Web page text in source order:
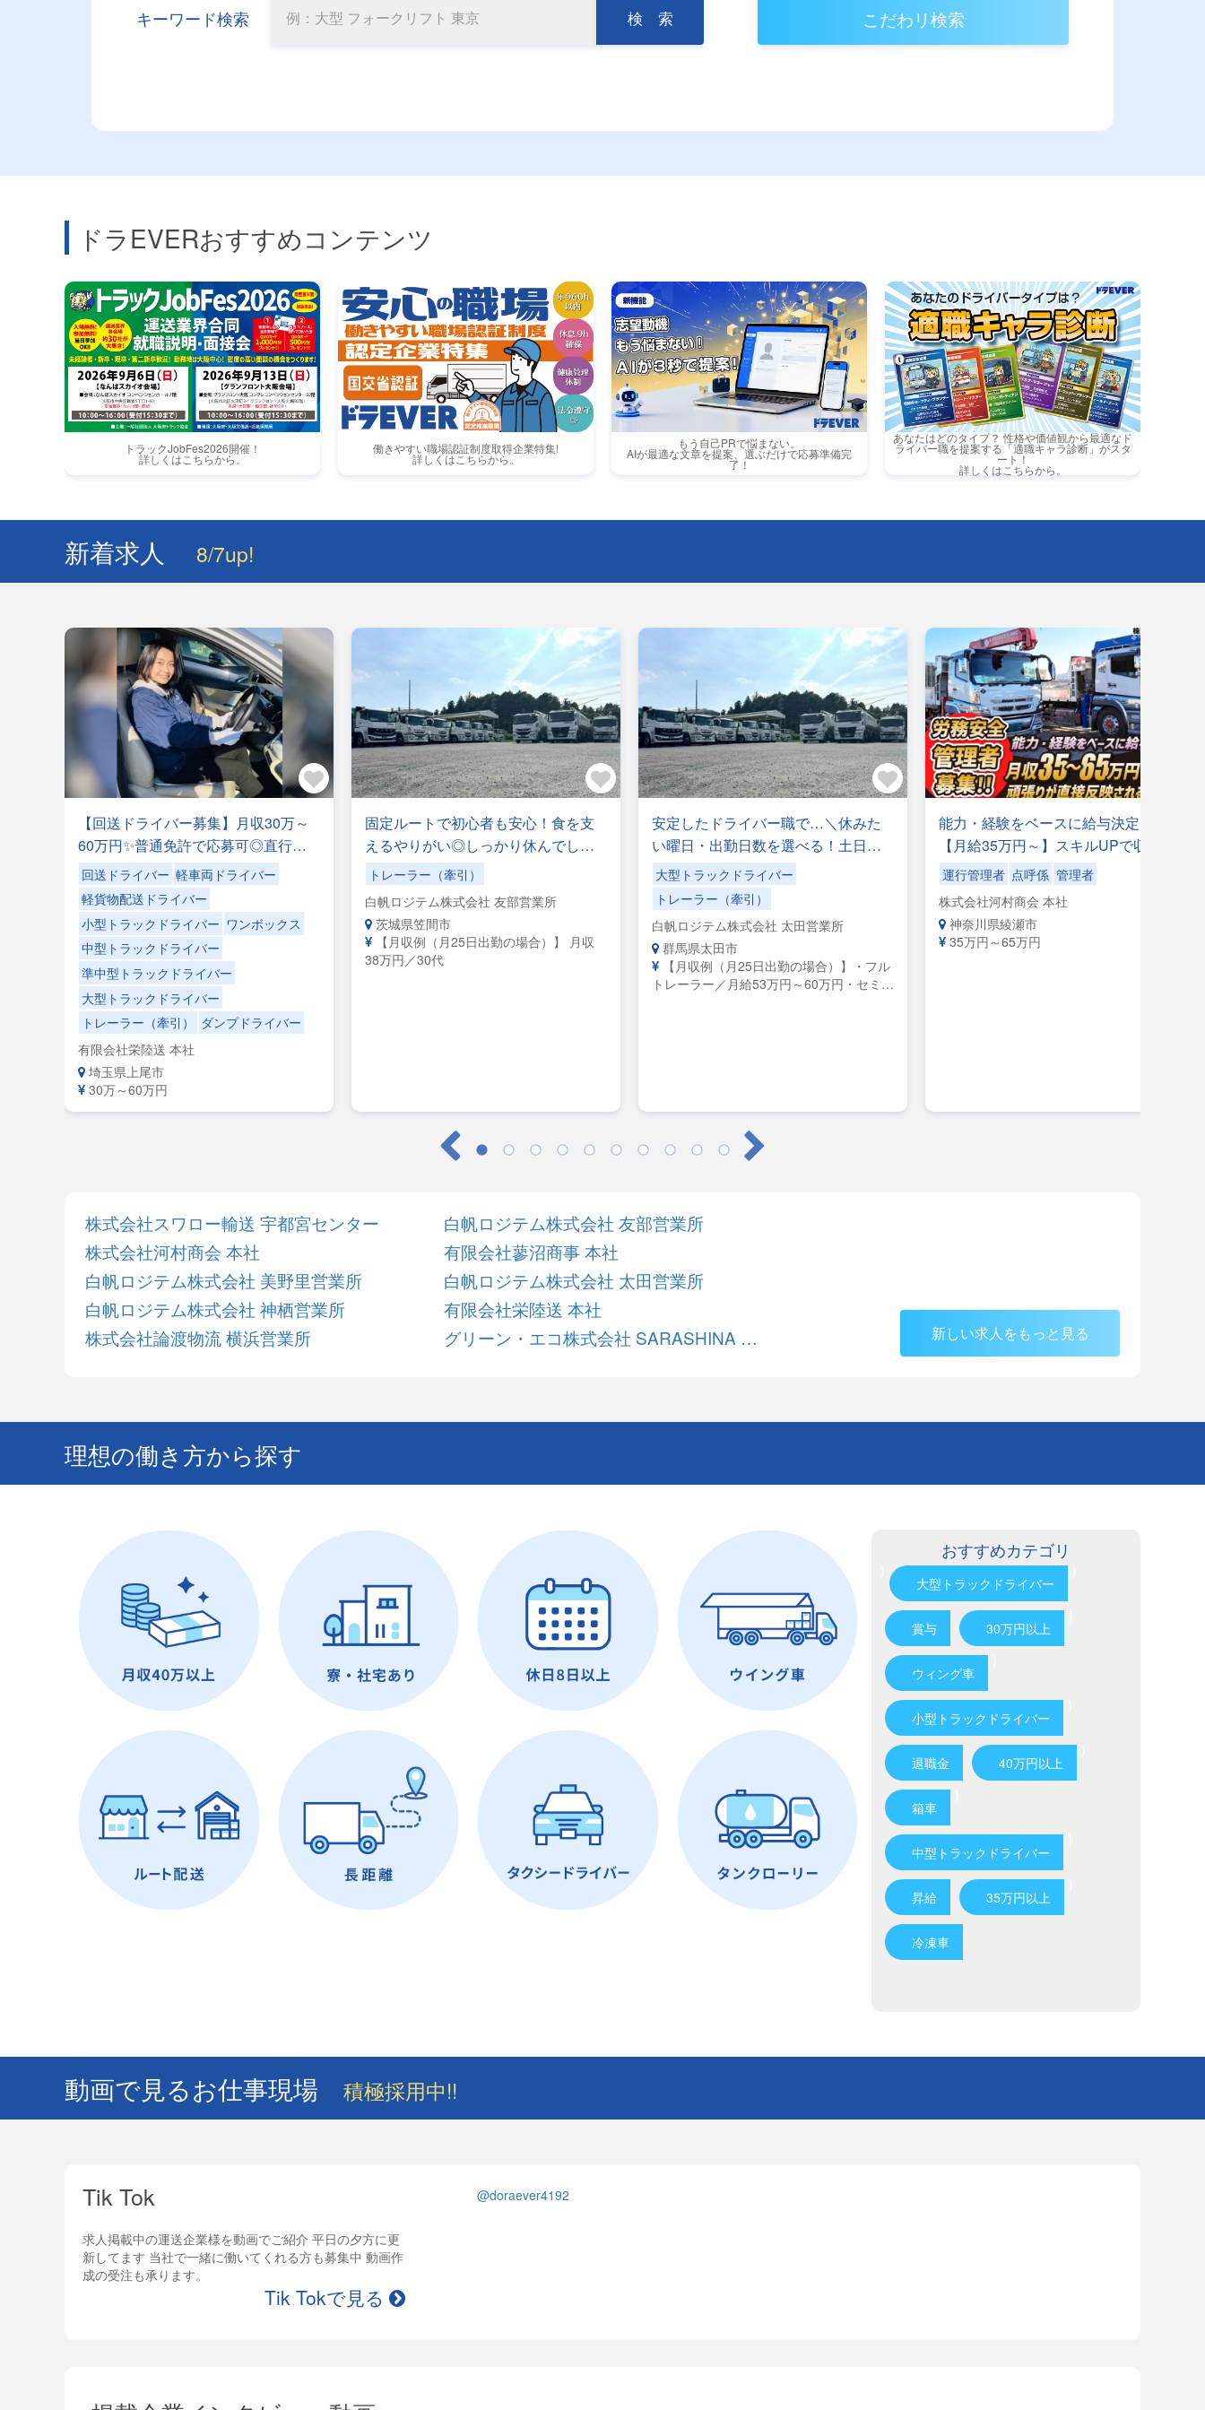
キーワード検索 検 索 こだわリ検索
ドラEVERおすすめコンテンツ
トラックJobFes2026開催！
詳しくはこちらから。
働きやすい職場認証制度取得企業特集!
詳しくはこちらから。
もう自己PRで悩まない。
AIが最適な文章を提案、選ぶだけで応募準備完
了！
あなたはどのタイプ？ 性格や価値観から最適なド
ライバー職を提案する「適職キャラ診断」がスタ
ート！
詳しくはこちらから。
新着求人 8/7up!
【回送ドライバー募集】月収30万～
60万円✨普通免許で応募可◎直行直
帰OK！｜荷物の積み下ろしナシ！女
性ドライバーも活躍中＼レアな車両
に乗れるチャンスも☆彡／
回送ドライバー 軽車両ドライバー
軽貨物配送ドライバー
小型トラックドライバー ワンボックス
中型トラックドライバー
準中型トラックドライバー
大型トラックドライバー
トレーラー（牽引）
ダンプドライバー
有限会社栄陸送 本社
埼玉県上尾市
30万～60万円
固定ルートで初心者も安心！食を支
えるやりがい◎しっかり休んでしっ
かり稼げる職場！午前10時出社＆20
時退社！
トレーラー（牽引）
白帆ロジテム株式会社 友部営業所
茨城県笠間市
【月収例（月25日出勤の場合）】 月収
38万円／30代
安定したドライバー職で…＼休みた
い曜日・出勤日数を選べる！土日休
みもOK／手積みした手降ろしの力仕
事なし！
大型トラックドライバー
トレーラー（牽引）
白帆ロジテム株式会社 太田営業所
群馬県太田市
【月収例（月25日出勤の場合）】・フル
トレーラー／月給53万円～60万円・セミト
能力・経験をベースに給与決定！
【月給35万円～】スキルUPで収入
増！頑張りが直接反映される職場
◎✨✨労務安全管理者募集✨✨やる気
と頑張りで上り詰める！昇給・キャ
リアアップも全ては拳の中に＿＿
運行管理者 点呼係 管理者
株式会社河村商会 本社
神奈川県綾瀬市
35万円～65万円
株式会社スワロー輸送 宇都宮センター
株式会社河村商会 本社
白帆ロジテム株式会社 美野里営業所
白帆ロジテム株式会社 神栖営業所
株式会社論渡物流 横浜営業所
白帆ロジテム株式会社 友部営業所
有限会社蓼沼商事 本社
白帆ロジテム株式会社 太田営業所
有限会社栄陸送 本社
グリーン・エコ株式会社 SARASHINA ECO BASE
新しい求人をもっと見る
理想の働き方から探す
おすすめカテゴリ
大型トラックドライバー
賞与 30万円以上
ウィング車
小型トラックドライバー
退職金 40万円以上
箱車
中型トラックドライバー
昇給 35万円以上
冷凍車
動画で見るお仕事現場 積極採用中!!
Tik Tok
求人掲載中の運送企業様を動画でご紹介 平日の夕方に更
新してます 当社で一緒に働いてくれる方も募集中 動画作
成の受注も承ります。
Tik Tokで見る
@doraever4192